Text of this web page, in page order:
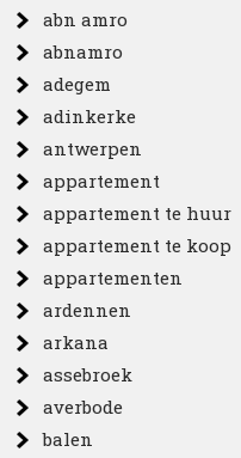
abn amro
abnamro
adegem
adinkerke
antwerpen
appartement
appartement te huur
appartement te koop
appartementen
ardennen
arkana
assebroek
averbode
balen